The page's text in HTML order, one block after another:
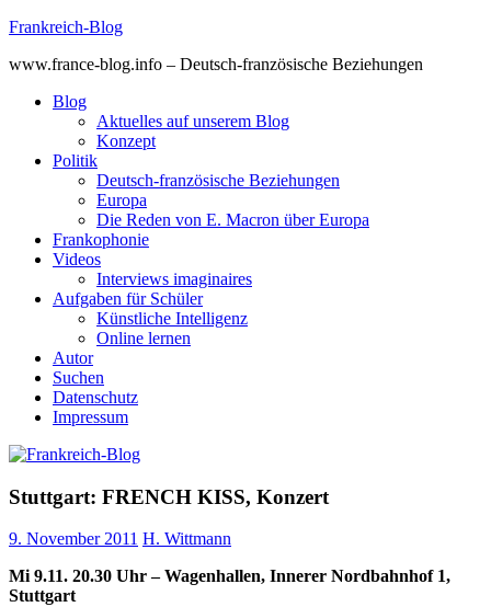
Skip
content
Frankreich-Blog
www.france-blog.info – Deutsch-französische Beziehungen
Blog
Aktuelles auf unserem Blog
Konzept
Politik
Deutsch-französische Beziehungen
Europa
Die Reden von E. Macron über Europa
Frankophonie
Videos
Interviews imaginaires
Aufgaben für Schüler
Künstliche Intelligenz
Online lernen
Autor
Suchen
Datenschutz
Impressum
Stuttgart: FRENCH KISS, Konzert
9. November 2011 H. Wittmann
Mi 9.11. 20.30 Uhr – Wagenhallen, Innerer Nordbahnhof 1,
Stuttgart